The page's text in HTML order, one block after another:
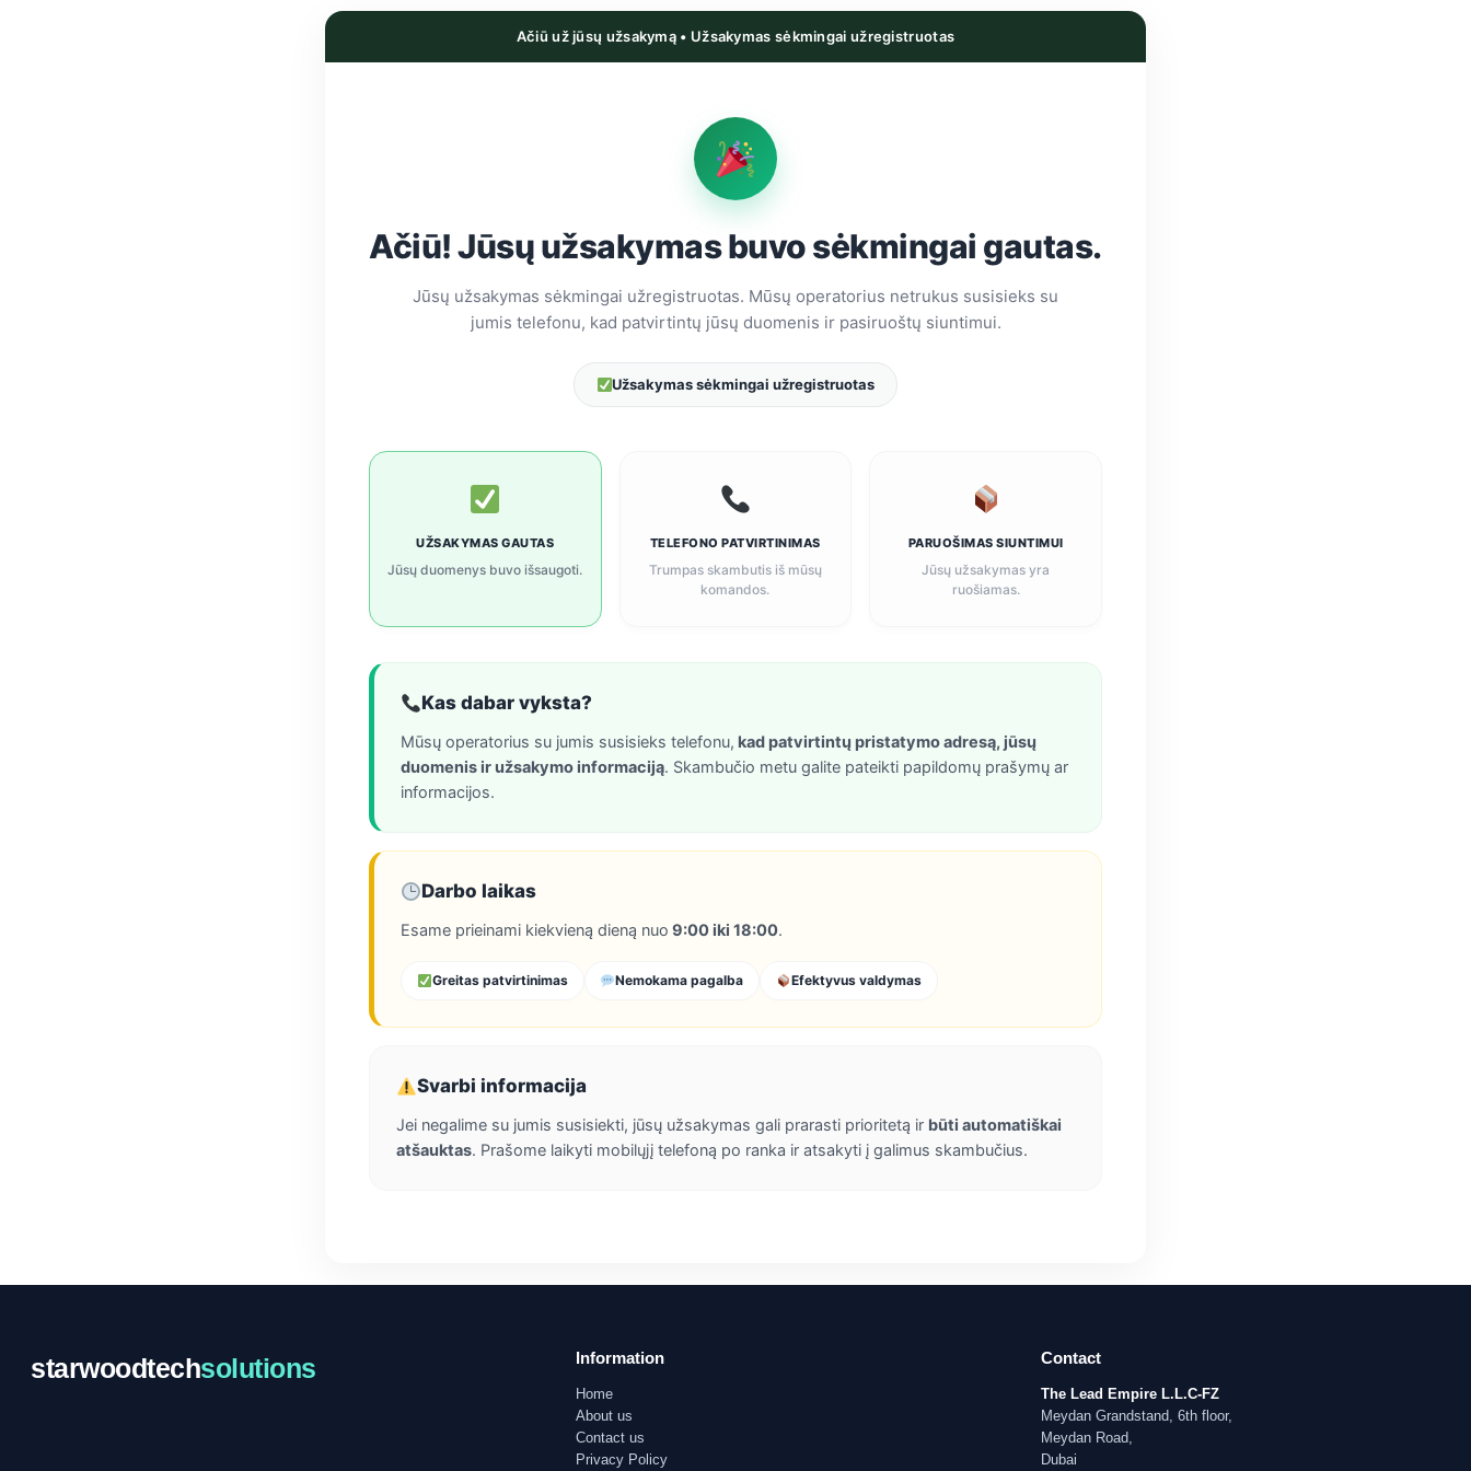
Ačiū už jūsų užsakymą • Užsakymas sėkmingai užregistruotas
Ačiū! Jūsų užsakymas buvo sėkmingai gautas.
Jūsų užsakymas sėkmingai užregistruotas. Mūsų operatorius netrukus susisieks su
jumis telefonu, kad patvirtintų jūsų duomenis ir pasiruoštų siuntimui.
Užsakymas sėkmingai užregistruotas
UŽSAKYMAS GAUTAS
Jūsų duomenys buvo išsaugoti.
TELEFONO PATVIRTINIMAS
Trumpas skambutis iš mūsų
komandos.
PARUOŠIMAS SIUNTIMUI
Jūsų užsakymas yra
ruošiamas.
Kas dabar vyksta?
Mūsų operatorius su jumis susisieks telefonu, kad patvirtintų pristatymo adresą, jūsų
duomenis ir užsakymo informaciją. Skambučio metu galite pateikti papildomų prašymų ar
informacijos.
Darbo laikas
Esame prieinami kiekvieną dieną nuo 9:00 iki 18:00.
Greitas patvirtinimas Nemokama pagalba Efektyvus valdymas
Svarbi informacija
Jei negalime su jumis susisiekti, jūsų užsakymas gali prarasti prioritetą ir būti automatiškai
atšauktas. Prašome laikyti mobilųjį telefoną po ranka ir atsakyti į galimus skambučius.
starwoodtechsolutions Information
Home
About us
Contact us
Privacy Policy
Contact
The Lead Empire L.L.C-FZ
Meydan Grandstand, 6th floor,
Meydan Road,
Dubai